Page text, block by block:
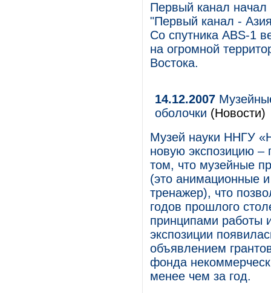
Первый канал
"Первый канал -
Со спутника ABS-1
на огромной
Востока.
14.12.2007
оболочки (Новости)
Музей науки ННГУ
новую экспозицию –
том, что музейные
(это анимационные
тренажер), что
годов прошлого
принципами работы
экспозиции
объявлением
фонда
менее чем за год.